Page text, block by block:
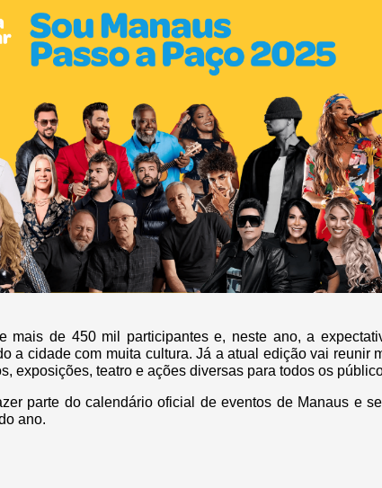
mais de 450 mil participantes e, neste ano, a
a cidade com muita cultura. Já a atual edição vai reunir
exposições, teatro e ações diversas para todos os
parte do calendário oficial de eventos de Manaus e
ano.